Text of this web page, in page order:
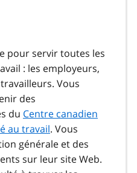
pour servir toutes les
: les employeurs,
Vous
des
du Centre canadien
au travail. Vous
générale et des
sur leur site Web.